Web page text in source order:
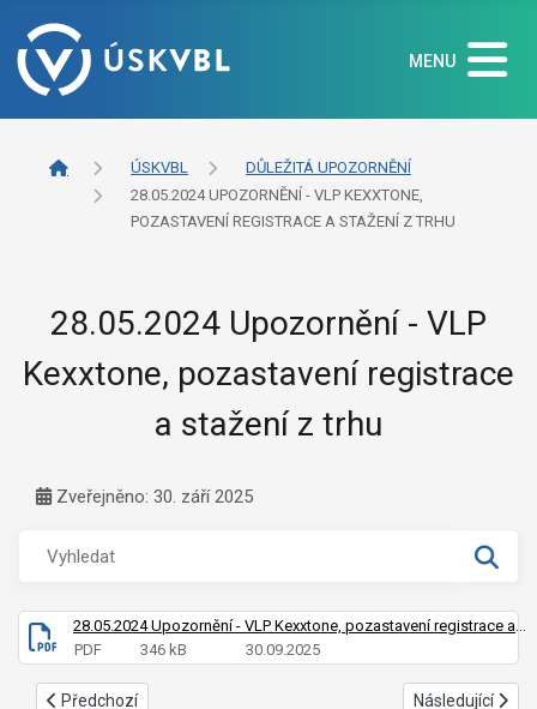
MENU
ÚSKVBL
DŮLEŽITÁ UPOZORNĚNÍ
28.05.2024 UPOZORNĚNÍ - VLP KEXXTONE,
POZASTAVENÍ REGISTRACE A STAŽENÍ Z TRHU
28.05.2024 Upozornění - VLP
Kexxtone, pozastavení registrace
a stažení z trhu
Základní údaje
Zveřejněno: 30. září 2025
28.05.2024 Upozornění - VLP Kexxtone, pozastavení registrace a stažení z trhu
PDF 346 kB 30.09.2025
Předchozí článek: 21.06.2021 VLP Arpalit Neo 4,8 -1,2 kožní
Předchozí Další článek:
Následující